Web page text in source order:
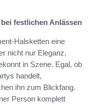
festlichen Anlässen
Halsketten eine
nicht nur Eleganz,
in Szene. Egal, ob
handelt,
ihn zum Blickfang.
Person komplett